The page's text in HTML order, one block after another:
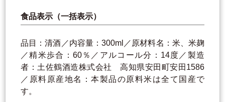
食品表示（一括表示）
品目：清酒／内容量：300ml／原材料名：米、米麹
／精米歩合：60％／アルコール分：14度／製造
者：土佐鶴酒造株式会社 高知県安田町安田1586
／原料原産地名：本製品の原料米は全て国産で
す。